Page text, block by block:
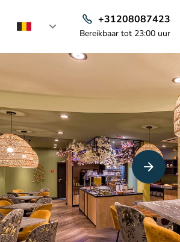
+31208087423
Bereikbaar tot 23:00 uur